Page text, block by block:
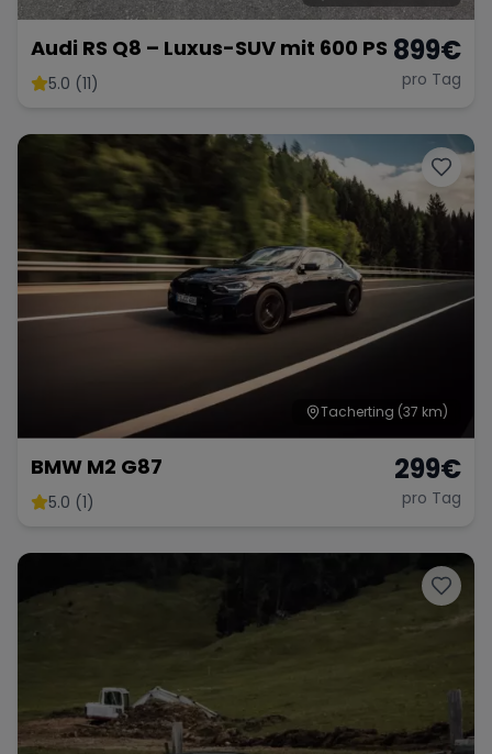
Audi RS Q8 – Luxus-SUV mit 600 PS
5.0 (11)
899€
pro Tag
Tacherting (37 km)
BMW M2 G87
5.0 (1)
299€
pro Tag